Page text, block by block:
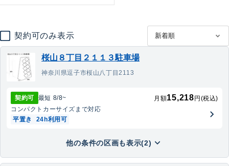
契約可のみ表示
桜山８丁目２１１３駐車場
神奈川県逗子市桜山八丁目2113
契約可 最短 8/8~ 月額15,218 円(税込)
コンパクトカーサイズまで対応
平置き
24h利用可
他の条件の区画も表示(2)